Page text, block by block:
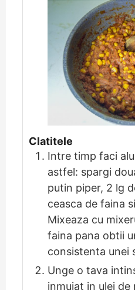
Clatitele
Intre timp faci
astfel: spargi
putin piper, 2 lg
ceasca de faina
Mixeaza cu
faina pana obtii
consistenta unei
Unge o tava
inmuiat in ulei de